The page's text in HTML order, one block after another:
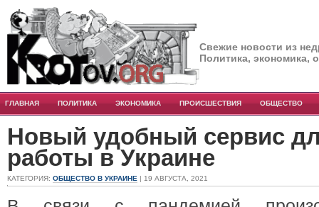
Свежие новости из
Политика, экономика,
ГЛАВНАЯ ПОЛИТИКА ЭКОНОМИКА ПРОИСШЕСТВИЯ ОБЩЕСТВО
Новый удобный сервис
работы в Украине
КАТЕГОРИЯ: ОБЩЕСТВО В УКРАИНЕ | 19 АВГУСТА, 2021